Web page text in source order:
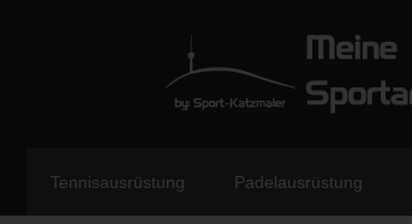
Tennisausrüstung Padelausrüstung